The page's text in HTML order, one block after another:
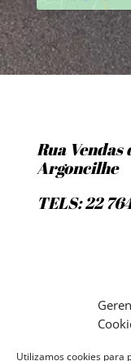
Utilizamos cookies para
Rua Vendas
Argoncilhe
TELS: 22